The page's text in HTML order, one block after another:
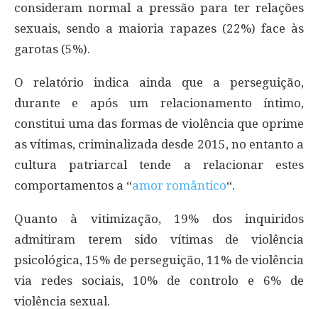
consideram normal a pressão para ter relações
sexuais, sendo a maioria rapazes (22%) face às
garotas (5%).
O relatório indica ainda que a perseguição,
durante e após um relacionamento íntimo,
constitui uma das formas de violência que oprime
as vítimas, criminalizada desde 2015, no entanto a
cultura patriarcal tende a relacionar estes
comportamentos a “amor romântico“.
Quanto à vitimização, 19% dos inquiridos
admitiram terem sido vítimas de violência
psicológica, 15% de perseguição, 11% de violência
via redes sociais, 10% de controlo e 6% de
violência sexual.